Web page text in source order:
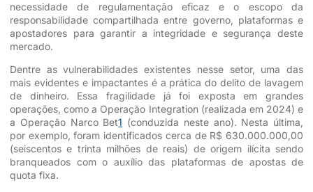
necessidade de regulamentação eficaz e o escopo da
responsabilidade compartilhada entre governo, plataformas e
apostadores para garantir a integridade e segurança deste
mercado.
Dentre as vulnerabilidades existentes nesse setor, uma das
mais evidentes e impactantes é a prática do delito de lavagem
de dinheiro. Essa fragilidade já foi exposta em grandes
operações, como a Operação Integration (realizada em 2024) e
a Operação Narco Bet1 (conduzida neste ano). Nesta última,
por exemplo, foram identificados cerca de R$ 630.000.000,00
(seiscentos e trinta milhões de reais) de origem ilícita sendo
branqueados com o auxílio das plataformas de apostas de
quota fixa.